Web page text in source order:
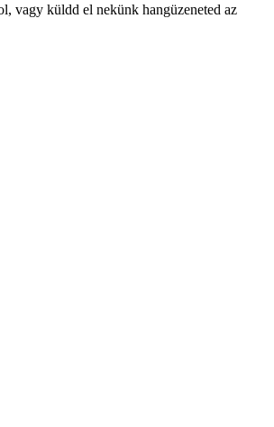
vagy küldd el nekünk hangüzeneted az